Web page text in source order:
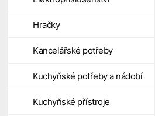
Hračky
Kancelářské potřeby
Kuchyňské potřeby a nádobí
Kuchyňské přístroje